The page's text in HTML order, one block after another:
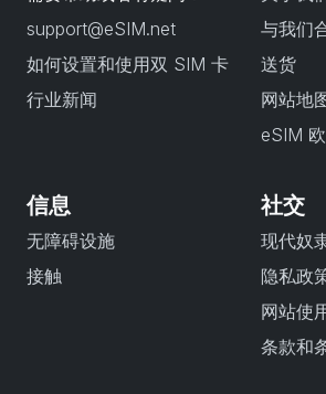
support@eSIM.net
如何设置和使用双 SIM 卡
行业新闻
与我们
送货
网站地
eSIM
信息
无障碍设施
接触
社交
现代奴
隐私政
网站使
条款和